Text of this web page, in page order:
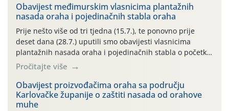
Obavijest međimurskim vlasnicima plantažnih
nasada oraha i pojedinačnih stabla oraha
Prije nešto više od tri tjedna (15.7.), te ponovno prije
deset dana (28.7.) uputili smo obavijesti vlasnicima
plantažnih nasada oraha i pojedinačnih stabla o početku
leta i ovogodišnjoj potrebi usmjerenog suzbijanja
orahove muhe (Rhagoletis completa)! Već dvanaest dana
traje drugi ovogodišnji “toplinski udar”, koji naročito
izražen zadnja šest dana (31.7.-05.8.), jer najviše
temperature zraka svakodnevno […]
Pročitajte više
Obavijest proizvođačima oraha sa području
Karlovačke županije o zaštiti nasada od orahove
muhe